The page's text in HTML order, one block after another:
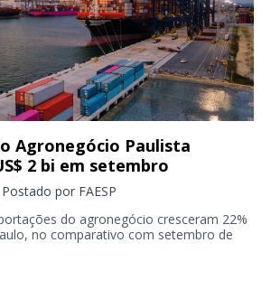
Agronegócio Paulista
2 bi em setembro
Postado por FAESP
do agronegócio cresceram 22%
no comparativo com setembro de